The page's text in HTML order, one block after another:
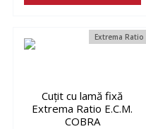
Extrema Ratio
Cuțit cu lamă fixă
Extrema Ratio E.C.M.
COBRA